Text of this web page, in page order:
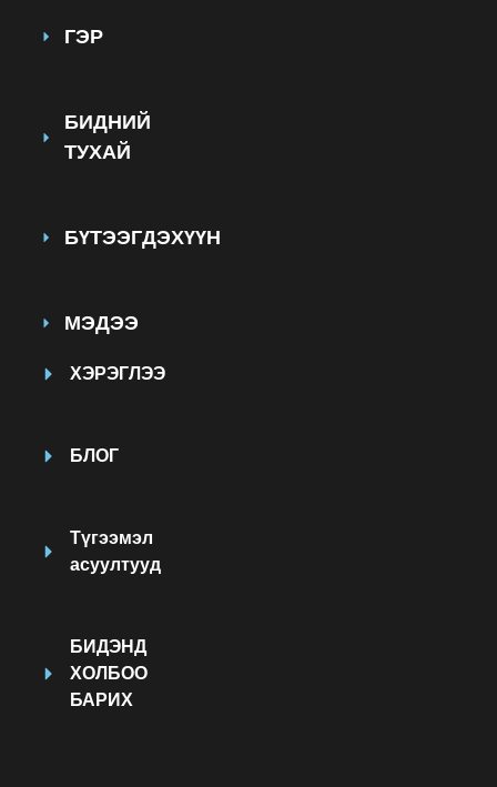
ГЭР
БИДНИЙ
ТУХАЙ
БҮТЭЭГДЭХҮҮН
МЭДЭЭ
ХЭРЭГЛЭЭ
БЛОГ
Түгээмэл
асуултууд
БИДЭНД
ХОЛБОО
БАРИХ